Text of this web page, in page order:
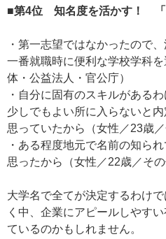
■第4位 知名度を活かす！ 「
・第一志望ではなかったので
一番就職時に便利な学校学科
体・公益法人・官公庁）
・自分に固有のスキルがある
少しでもよい所に入らないと
思っていたから（女性／23歳
・ある程度地元で名前の知ら
思ったから（女性／22歳／その
大学名で全てが決定するわけ
く中、企業にアピールしやす
ているのかもしれません。